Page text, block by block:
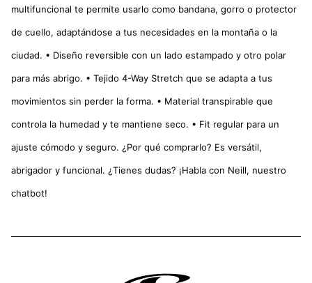
multifuncional te permite usarlo como bandana, gorro o protector
de cuello, adaptándose a tus necesidades en la montaña o la
ciudad. • Diseño reversible con un lado estampado y otro polar
para más abrigo. • Tejido 4-Way Stretch que se adapta a tus
movimientos sin perder la forma. • Material transpirable que
controla la humedad y te mantiene seco. • Fit regular para un
ajuste cómodo y seguro. ¿Por qué comprarlo? Es versátil,
abrigador y funcional. ¿Tienes dudas? ¡Habla con Neill, nuestro
chatbot!